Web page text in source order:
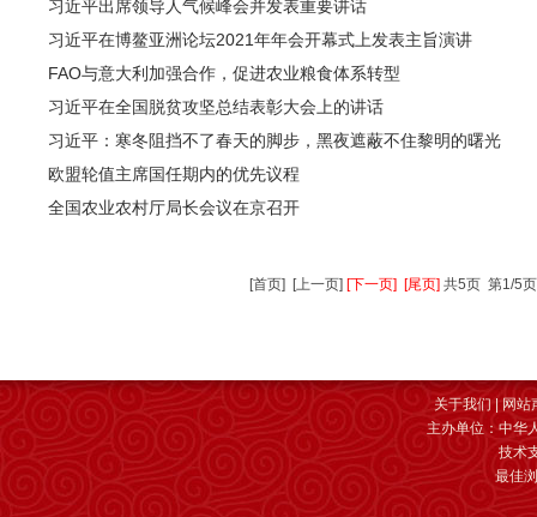
习近平出席领导人气候峰会并发表重要讲话
习近平在博鳌亚洲论坛2021年年会开幕式上发表主旨演讲
FAO与意大利加强合作，促进农业粮食体系转型
习近平在全国脱贫攻坚总结表彰大会上的讲话
习近平：寒冬阻挡不了春天的脚步，黑夜遮蔽不住黎明的曙光
欧盟轮值主席国任期内的优先议程
全国农业农村厅局长会议在京召开
[首页] [上一页] [下一页] [尾页] 共5页 第1/5页
关于我们
网站
主办单位：中华
技术
最佳